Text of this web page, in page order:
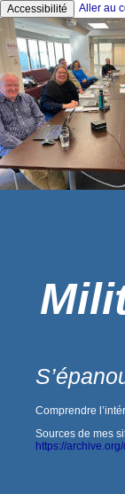
Accessibilité Aller au
Comprendre
Sources de mes
https://